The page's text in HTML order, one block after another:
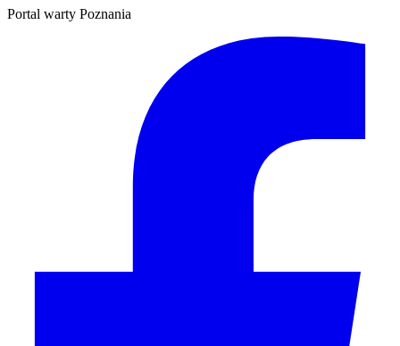
Portal warty Poznania